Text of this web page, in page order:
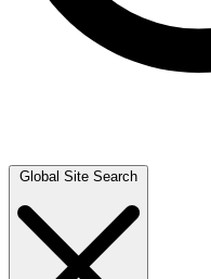
Global Site Search